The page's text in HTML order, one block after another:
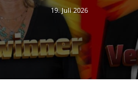
19. Juli 2026